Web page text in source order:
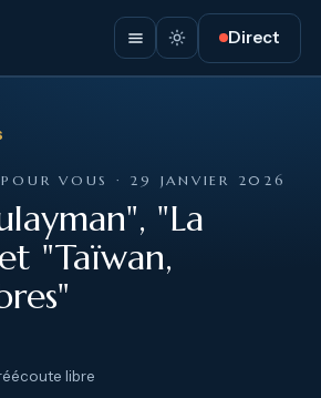
Direct
VOUS · 29 JANVIER 2026
"La
"Taïwan,
libre